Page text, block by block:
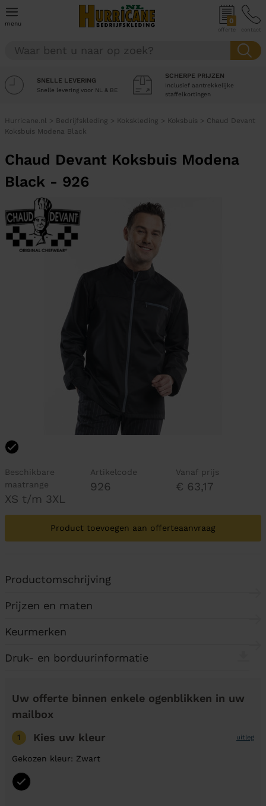
menu 0
offerte contact
SNELLE LEVERING
Snelle levering voor NL & BE
SCHERPE PRIJZEN
Inclusief aantrekkelijke
staffelkortingen
Hurricane.nl > Bedrijfskleding > Kokskleding > Koksbuis > Chaud Devant
Koksbuis Modena Black
Chaud Devant Koksbuis Modena
Black - 926
Beschikbare
maatrange
XS t/m 3XL
Artikelcode
926
Vanaf prijs
€ 63,17
Product toevoegen aan offerteaanvraag
Productomschrijving
Prijzen en maten
Keurmerken
Druk- en borduurinformatie
Uw offerte binnen enkele ogenblikken in uw
mailbox
1 Kies uw kleur uitleg
Gekozen kleur: Zwart